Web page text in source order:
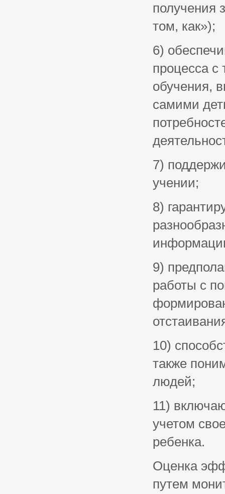
получения
том, как»);
6)
процесса с
обучения,
самими
7)
учении;
8)
9)
работы с
10)
также
людей;
11)
учетом
ребенка.
Оценка
путем